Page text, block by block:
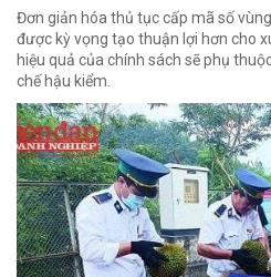
Đơn giản hóa thủ tục cấp mã số
được kỳ vọng tạo thuận lợi hơn cho
hiệu quả của chính sách sẽ phụ
chế hậu kiểm.